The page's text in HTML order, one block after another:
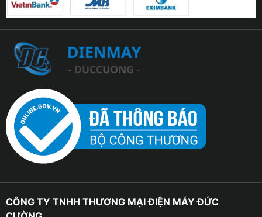
CÔNG TY TNHH THƯƠNG MẠI ĐIỆN MÁY ĐỨC